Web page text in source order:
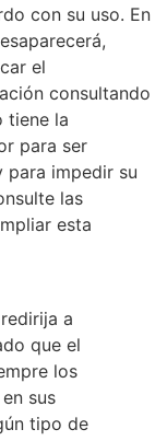
con su uso. En
el
consultando
tiene la
para ser
impedir su
las
esta
a
que el
los
sus
tipo de